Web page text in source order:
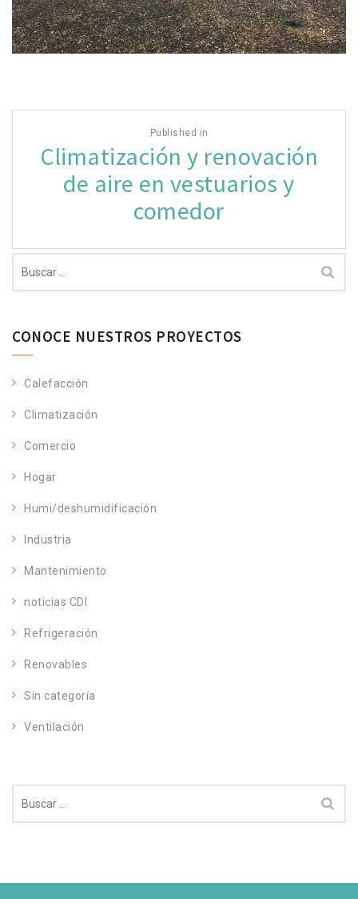
entradas
Published in
Climatización y renovación
de aire en vestuarios y
comedor
CONOCE NUESTROS PROYECTOS
Calefacción
Climatización
Comercio
Hogar
Humi/deshumidificación
Industria
Mantenimiento
noticias CDI
Refrigeración
Renovables
Sin categoría
Ventilación